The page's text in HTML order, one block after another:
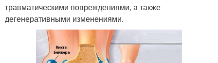
травматическими повреждениями, а также
дегенеративными изменениями.